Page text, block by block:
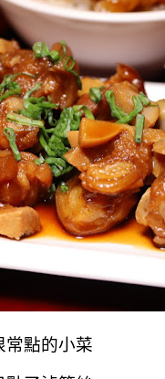
常點的小菜